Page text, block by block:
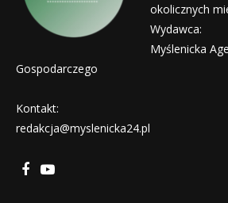
okolicznych
Wydawca:
Myślenicka
Gospodarczego
Kontakt:
redakcja@myslenicka24.pl